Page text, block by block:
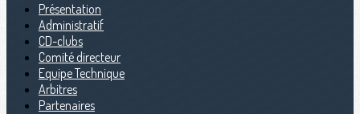
Présentation
Administratif
CD-clubs
Comité directeur
Equipe Technique
Arbitres
Partenaires